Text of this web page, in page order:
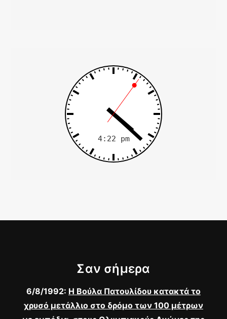
Σαν σήμερα
6/8/1992: Η Βούλα Πατουλίδου κατακτά το
χρυσό μετάλλιο στο δρόμο των 100 μέτρων